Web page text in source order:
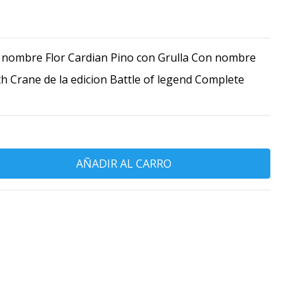
Flor Cardian Pino con Grulla Con nombre
Crane de la edicion Battle of legend Complete